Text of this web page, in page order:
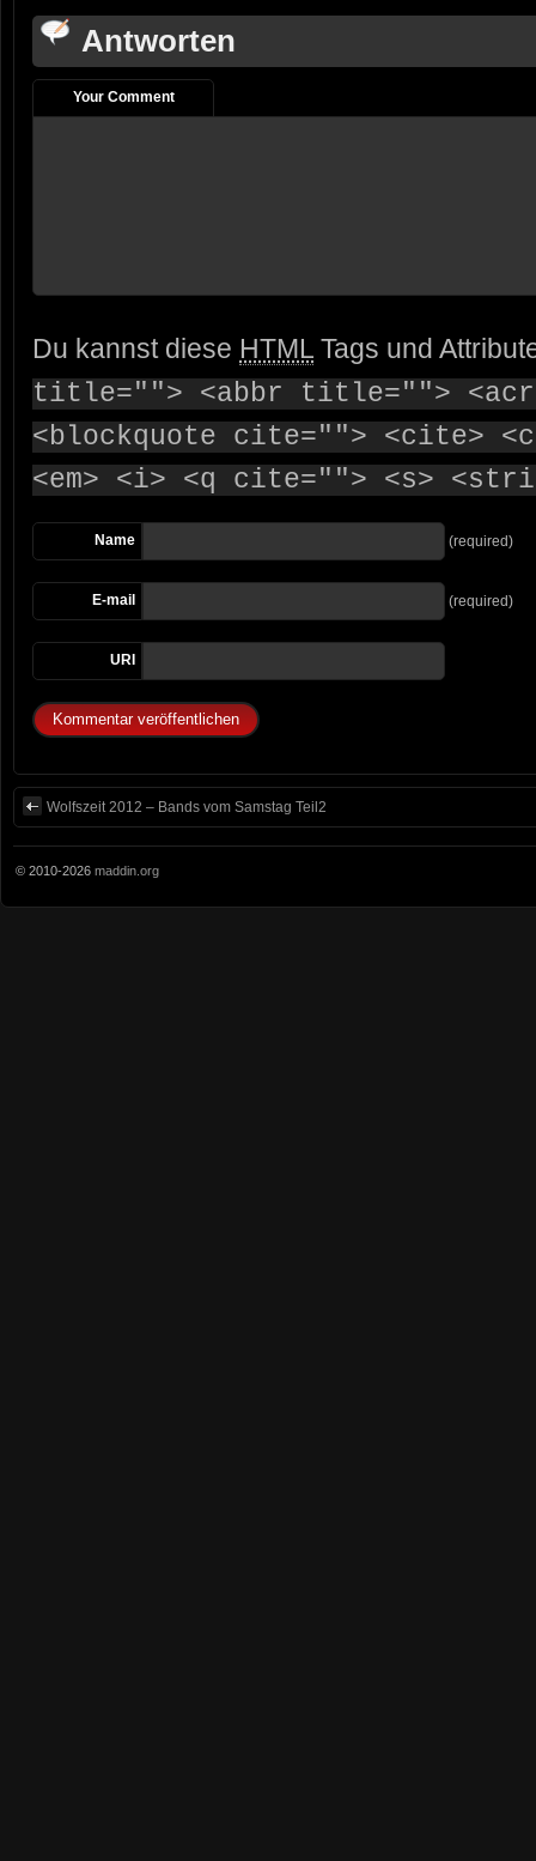
Antworten
Your Comment
Du kannst diese HTML Tags und
title=""> <abbr title="">
<blockquote cite=""> <cite>
<em> <i> <q cite=""> <s>
Name (required)
E-mail (required)
URI
Wolfszeit 2012 – Bands vom Samstag Teil2
© 2010-2026 maddin.org